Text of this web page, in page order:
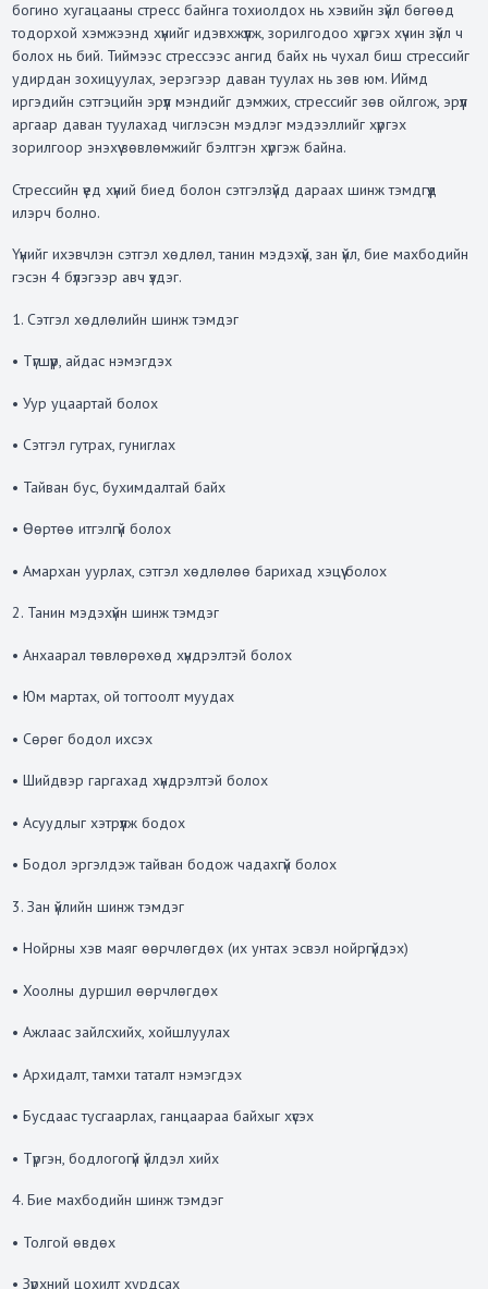
богино хугацааны стресс байнга тохиолдох нь хэвийн зүйл бөгөөд
тодорхой хэмжээнд хүнийг идэвхжүүлж, зорилгодоо хүргэх хүчин зүйл ч
болох нь бий. Тиймээс стрессээс ангид байх нь чухал биш стрессийг
удирдан зохицуулах, эерэгээр даван туулах нь зөв юм. Иймд
иргэдийн сэтгэцийн эрүүл мэндийг дэмжих, стрессийг зөв ойлгож, эрүүл
аргаар даван туулахад чиглэсэн мэдлэг мэдээллийг хүргэх
зорилгоор энэхүү зөвлөмжийг бэлтгэн хүргэж байна.
Стрессийн үед хүний биед болон сэтгэлзүйд дараах шинж тэмдгүүд
илэрч болно.
Үүнийг ихэвчлэн сэтгэл хөдлөл, танин мэдэхүй, зан үйл, бие махбодийн
гэсэн 4 бүлэгээр авч үздэг.
1. Сэтгэл хөдлөлийн шинж тэмдэг
• Түгшүүр, айдас нэмэгдэх
• Уур уцаартай болох
• Сэтгэл гутрах, гуниглах
• Тайван бус, бухимдалтай байх
• Өөртөө итгэлгүй болох
• Амархан уурлах, сэтгэл хөдлөлөө барихад хэцүү болох
2. Танин мэдэхүйн шинж тэмдэг
• Анхаарал төвлөрөхөд хүндрэлтэй болох
• Юм мартах, ой тогтоолт муудах
• Сөрөг бодол ихсэх
• Шийдвэр гаргахад хүндрэлтэй болох
• Асуудлыг хэтрүүлж бодох
• Бодол эргэлдэж тайван бодож чадахгүй болох
3. Зан үйлийн шинж тэмдэг
• Нойрны хэв маяг өөрчлөгдөх (их унтах эсвэл нойргүйдэх)
• Хоолны дуршил өөрчлөгдөх
• Ажлаас зайлсхийх, хойшлуулах
• Архидалт, тамхи таталт нэмэгдэх
• Бусдаас тусгаарлах, ганцаараа байхыг хүсэх
• Түргэн, бодлогогүй үйлдэл хийх
4. Бие махбодийн шинж тэмдэг
• Толгой өвдөх
• Зүрхний цохилт хурдсах